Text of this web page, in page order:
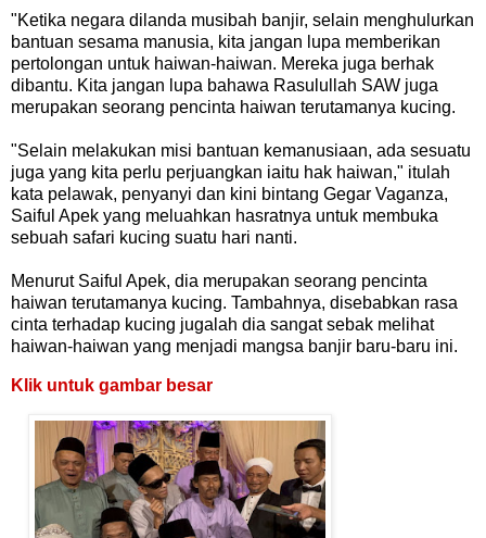
"Ketika negara dilanda musibah banjir, selain menghulurkan
bantuan sesama manusia, kita jangan lupa memberikan
pertolongan untuk haiwan-haiwan. Mereka juga berhak
dibantu. Kita jangan lupa bahawa Rasulullah SAW juga
merupakan seorang pencinta haiwan terutamanya kucing.
"Selain melakukan misi bantuan kemanusiaan, ada sesuatu
juga yang kita perlu perjuangkan iaitu hak haiwan," itulah
kata pelawak, penyanyi dan kini bintang Gegar Vaganza,
Saiful Apek yang meluahkan hasratnya untuk membuka
sebuah safari kucing suatu hari nanti.
Menurut Saiful Apek, dia merupakan seorang pencinta
haiwan terutamanya kucing. Tambahnya, disebabkan rasa
cinta terhadap kucing jugalah dia sangat sebak melihat
haiwan-haiwan yang menjadi mangsa banjir baru-baru ini.
Klik untuk gambar besar